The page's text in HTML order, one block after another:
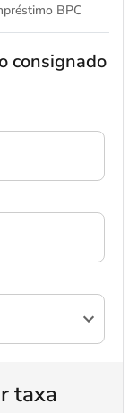
BPC
consignado
taxa